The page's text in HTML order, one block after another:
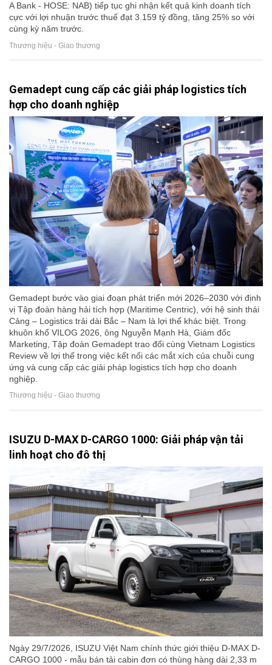
A Bank - HOSE: NAB) tiếp tục ghi nhận kết quả kinh doanh tích
cực với lợi nhuận trước thuế đạt 3.159 tỷ đồng, tăng 25% so với
cùng kỳ năm trước.
Thương hiệu - Giao thương
Gemadept cung cấp các giải pháp logistics tích
hợp cho doanh nghiệp
Gemadept bước vào giai đoạn phát triển mới 2026–2030 với định
vị Tập đoàn hàng hải tích hợp (Maritime Centric), với hệ sinh thái
Cảng – Logistics trải dài Bắc – Nam là lợi thế khác biệt. Trong
khuôn khổ VILOG 2026, ông Nguyễn Mạnh Hà, Giám đốc
Marketing, Tập đoàn Gemadept trao đổi cùng Vietnam Logistics
Review về lợi thế trong việc kết nối các mắt xích của chuỗi cung
ứng và cung cấp các giải pháp logistics tích hợp cho doanh
nghiệp.
Thương hiệu - Giao thương
ISUZU D-MAX D-CARGO 1000: Giải pháp vận tải
linh hoạt cho đô thị
Ngày 29/7/2026, ISUZU Việt Nam chính thức giới thiệu D-MAX D-
CARGO 1000 - mẫu bán tải cabin đơn có thùng hàng dài 2,33 m